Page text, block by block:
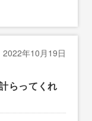
2022年10月19日
らってくれ